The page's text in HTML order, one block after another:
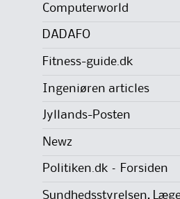
Computerworld
DADAFO
Fitness-guide.dk
Ingeniøren articles
Jyllands-Posten
Newz
Politiken.dk – Forsiden
Sundhedsstyrelsen,